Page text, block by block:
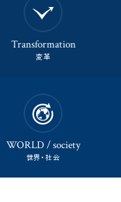
Transformation
変革
WORLD / society
世界・社会